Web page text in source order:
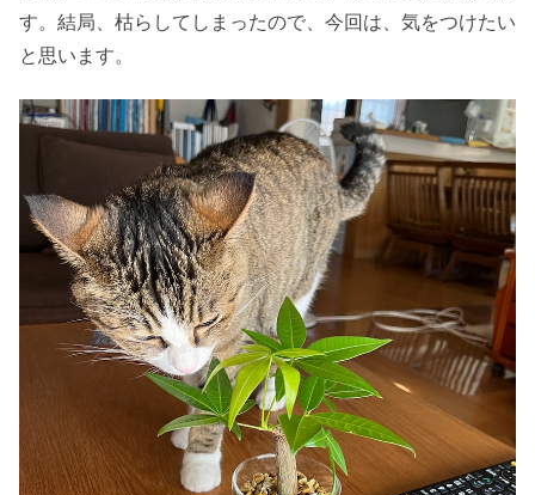
す。結局、枯らしてしまったので、今回は、気をつけたい
と思います。